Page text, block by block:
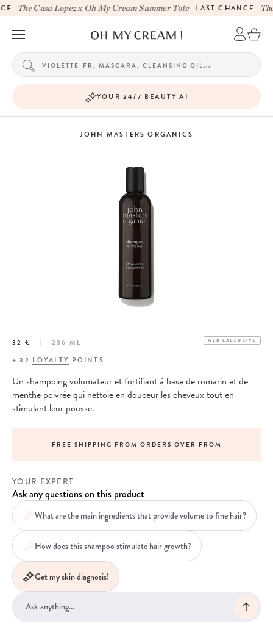
The Casa Lopez x Oh My Cream Summer Tote LAST CHANCE
YOUR 24/7 BEAUTY AI
JOHN MASTERS ORGANICS
32 € 236 ML WEB EXCLUSIVE
+32 LOYALTY POINTS
Un shampoing volumateur et fortifiant à base de romarin et de
menthe poivrée qui nettoie en douceur les cheveux tout en
stimulant leur pousse.
FREE SHIPPING FROM ORDERS OVER FROM
YOUR EXPERT
Ask any questions on this product
What are the main ingredients that provide volume to fine hair?
How does this shampoo stimulate hair growth?
Get my skin diagnosis!